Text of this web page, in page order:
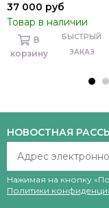
37 000 руб
Товар в наличии
В
корзину
БЫСТРЫЙ
ЗАКАЗ
НОВОСТНАЯ
Нажимая на кнопку
Политики